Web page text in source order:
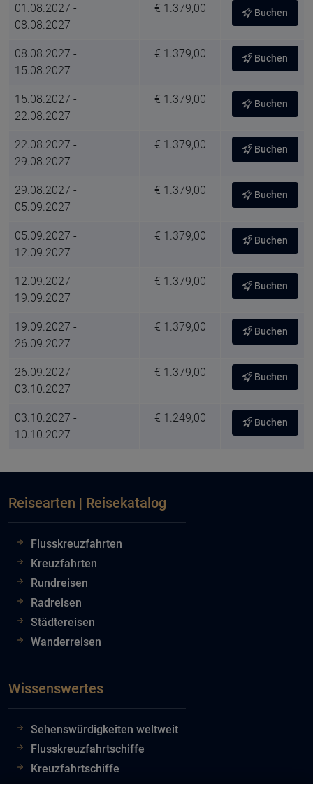
01.08.2027 -
08.08.2027
€ 1.379,00 Buchen
08.08.2027 -
15.08.2027
€ 1.379,00 Buchen
15.08.2027 -
22.08.2027
€ 1.379,00 Buchen
22.08.2027 -
29.08.2027
€ 1.379,00 Buchen
29.08.2027 -
05.09.2027
€ 1.379,00 Buchen
05.09.2027 -
12.09.2027
€ 1.379,00 Buchen
12.09.2027 -
19.09.2027
€ 1.379,00 Buchen
19.09.2027 -
26.09.2027
€ 1.379,00 Buchen
26.09.2027 -
03.10.2027
€ 1.379,00 Buchen
03.10.2027 -
10.10.2027
€ 1.249,00 Buchen
Reisearten | Reisekatalog
Flusskreuzfahrten
Kreuzfahrten
Rundreisen
Radreisen
Städtereisen
Wanderreisen
Wissenswertes
Sehenswürdigkeiten weltweit
Flusskreuzfahrtschiffe
Kreuzfahrtschiffe
Flughafeninformationen